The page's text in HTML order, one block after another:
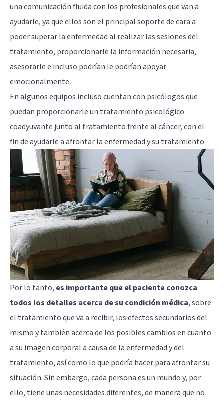
una comunicación fluida con los profesionales que van a
ayudarle, ya que ellos son el principal soporte de cara a
poder superar la enfermedad al realizar las sesiones del
tratamiento, proporcionarle la información necesaria,
asesorarle e incluso podrían le podrían apoyar
emocionalmente.
En algunos equipos incluso cuentan con psicólogos que
puedan proporcionarle un tratamiento psicológico
coadyuvante junto al tratamiento frente al cáncer, con el
fin de ayudarle a afrontar la enfermedad y su tratamiento.
Por lo tanto, es importante que el paciente conozca
todos los detalles acerca de su condición médica, sobre
el tratamiento que va a recibir, los efectos secundarios del
mismo y también acerca de los posibles cambios en cuanto
a su imagen corporal a causa de la enfermedad y del
tratamiento, así como lo que podría hacer para afrontar su
situación. Sin embargo, cada persona es un mundo y, por
ello, tiene unas necesidades diferentes, de manera que no